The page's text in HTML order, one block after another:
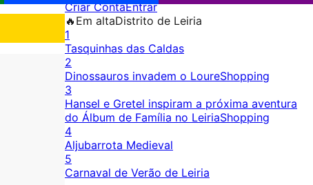
Criar ContaEntrar
🔥 Em altaDistrito de Leiria
1
Tasquinhas das Caldas
2
Dinossauros invadem o LoureShopping
3
Hansel e Gretel inspiram a próxima aventura
do Álbum de Família no LeiriaShopping
4
Aljubarrota Medieval
5
Carnaval de Verão de Leiria